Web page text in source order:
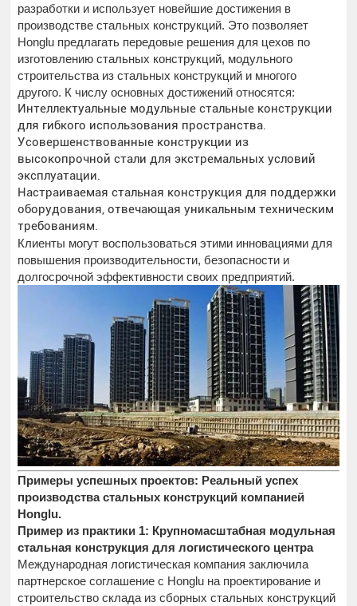
разработки и использует новейшие достижения в
производстве стальных конструкций. Это позволяет
Honglu предлагать передовые решения для цехов по
изготовлению стальных конструкций, модульного
строительства из стальных конструкций и многого
другого. К числу основных достижений относятся:
Интеллектуальные модульные стальные конструкции
для гибкого использования пространства.
Усовершенствованные конструкции из
высокопрочной стали для экстремальных условий
эксплуатации.
Настраиваемая стальная конструкция для поддержки
оборудования, отвечающая уникальным техническим
требованиям.
Клиенты могут воспользоваться этими инновациями для
повышения производительности, безопасности и
долгосрочной эффективности своих предприятий.
Примеры успешных проектов: Реальный успех
производства стальных конструкций компанией
Honglu.
Пример из практики 1: Крупномасштабная модульная
стальная конструкция для логистического центра
Международная логистическая компания заключила
партнерское соглашение с Honglu на проектирование и
строительство склада из сборных стальных конструкций